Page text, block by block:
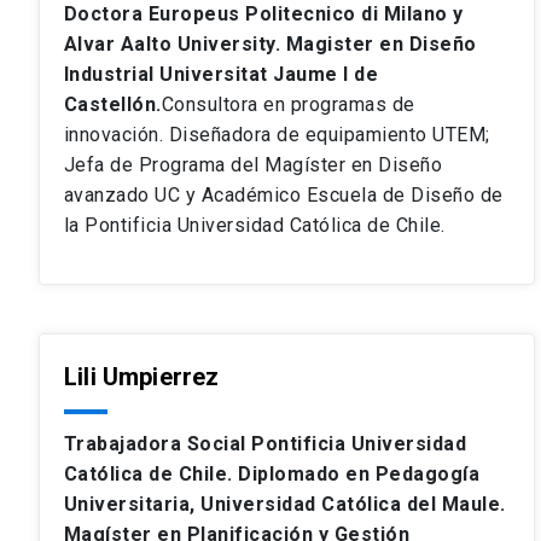
Doctora Europeus Politecnico di Milano y
Alvar Aalto University. Magister en Diseño
Industrial Universitat Jaume I de
Castellón.Consultora en programas de
innovación. Diseñadora de equipamiento UTEM;
Jefa de Programa del Magíster en Diseño
avanzado UC y Académico Escuela de Diseño de
la Pontificia Universidad Católica de Chile.
Lili Umpierrez
Trabajadora Social Pontificia Universidad
Católica de Chile. Diplomado en Pedagogía
Universitaria, Universidad Católica del Maule.
Magíster en Planificación y Gestión